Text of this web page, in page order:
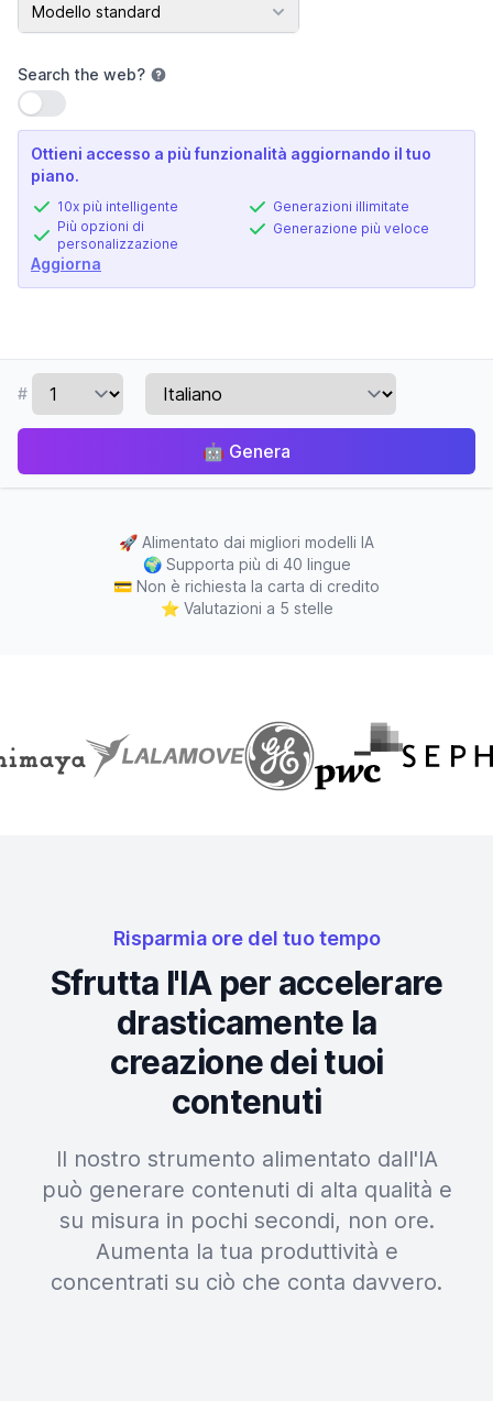
Modello standard
Search the web?
Usa impostazione
Ottieni accesso a più funzionalità aggiornando il tuo
piano.
10x più intelligente
Più opzioni di
personalizzazione
Generazioni illimitate
Generazione più veloce
Aggiorna
#
🤖 Genera
🚀 Alimentato dai migliori modelli IA
🌍 Supporta più di 40 lingue
💳 Non è richiesta la carta di credito
⭐ Valutazioni a 5 stelle
Risparmia ore del tuo tempo
Sfrutta l'IA per accelerare
drasticamente la
creazione dei tuoi
contenuti
Il nostro strumento alimentato dall'IA
può generare contenuti di alta qualità e
su misura in pochi secondi, non ore.
Aumenta la tua produttività e
concentrati su ciò che conta davvero.